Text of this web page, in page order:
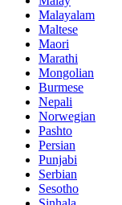
Malayalam
Maltese
Maori
Marathi
Mongolian
Burmese
Nepali
Norwegian
Pashto
Persian
Punjabi
Serbian
Sesotho